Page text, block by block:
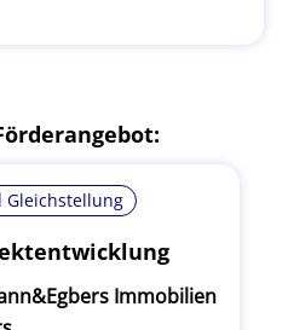
Gleichstellung
Immobilien